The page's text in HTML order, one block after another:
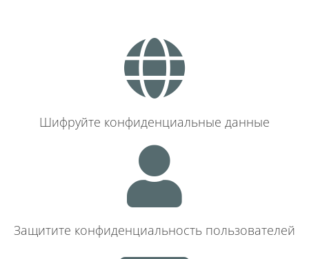
Шифруйте конфиденциальные данные
Защитите конфиденциальность пользователей